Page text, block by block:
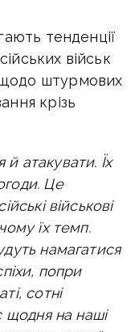
тенденції
військ
штурмових
крізь
атакувати. Їх
Це
військові
їх темп.
намагатися
попри
сотні
щодня на наші